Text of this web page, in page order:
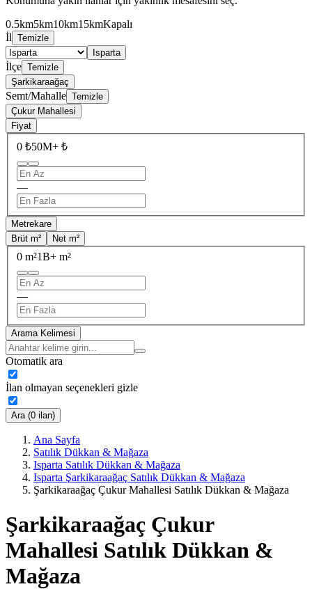
0.5km5km10km15kmKapalı
İl Temizle
Isparta
İlçe Temizle
Şarkikaraağaç
Semt/Mahalle Temizle
Çukur Mahallesi
Fiyat
0 ₺50M+ ₺
—
Metrekare
Brüt m²
Net m²
0 m²1B+ m²
—
Arama Kelimesi
Otomatik ara
İlan olmayan seçenekleri gizle
Ara (0 ilan)
Ana Sayfa
Satılık Dükkan & Mağaza
Isparta Satılık Dükkan & Mağaza
Isparta Şarkikaraağaç Satılık Dükkan & Mağaza
Şarkikaraağaç Çukur Mahallesi Satılık Dükkan & Mağaza
Şarkikaraağaç Çukur
Mahallesi Satılık Dükkan &
Mağaza